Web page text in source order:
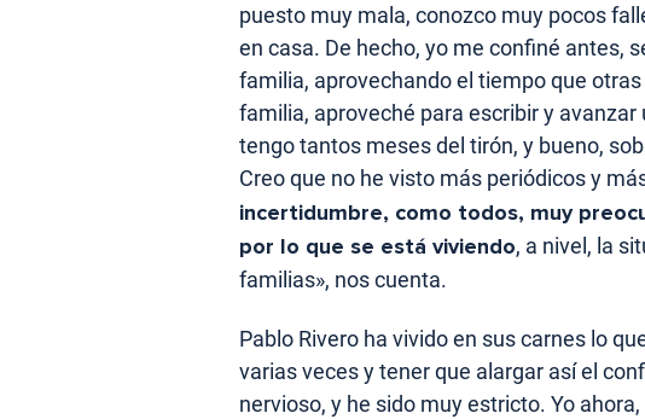
puesto muy mala, conozco muy pocos
en casa. De hecho, yo me confiné antes,
familia, aprovechando el tiempo que
familia, aproveché para escribir y
tengo tantos meses del tirón, y bueno,
Creo que no he visto más periódicos y
incertidumbre, como todos, muy
por lo que se está viviendo, a nivel, la
familias», nos cuenta.
Pablo Rivero ha vivido en sus carnes lo
varias veces y tener que alargar así el
nervioso, y he sido muy estricto. Yo